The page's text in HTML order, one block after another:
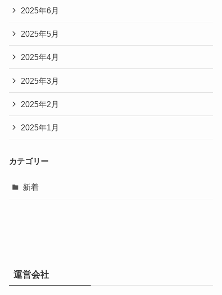
2025年6月
2025年5月
2025年4月
2025年3月
2025年2月
2025年1月
カテゴリー
新着
運営会社